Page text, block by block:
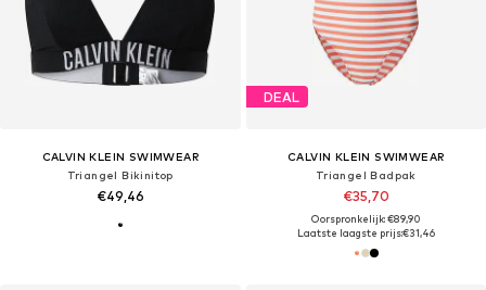
CALVIN KLEIN SWIMWEAR
Triangel Bikinitop
€49,46
DEAL
CALVIN KLEIN SWIMWEAR
Triangel Badpak
€35,70
Oorspronkelijk: €89,90
Laatste laagste prijs:€31,46